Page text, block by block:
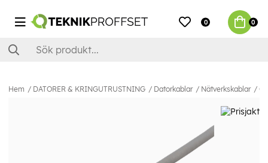
0 0
Hem DATORER & KRINGUTRUSTNING Datorkablar Nätverkskablar